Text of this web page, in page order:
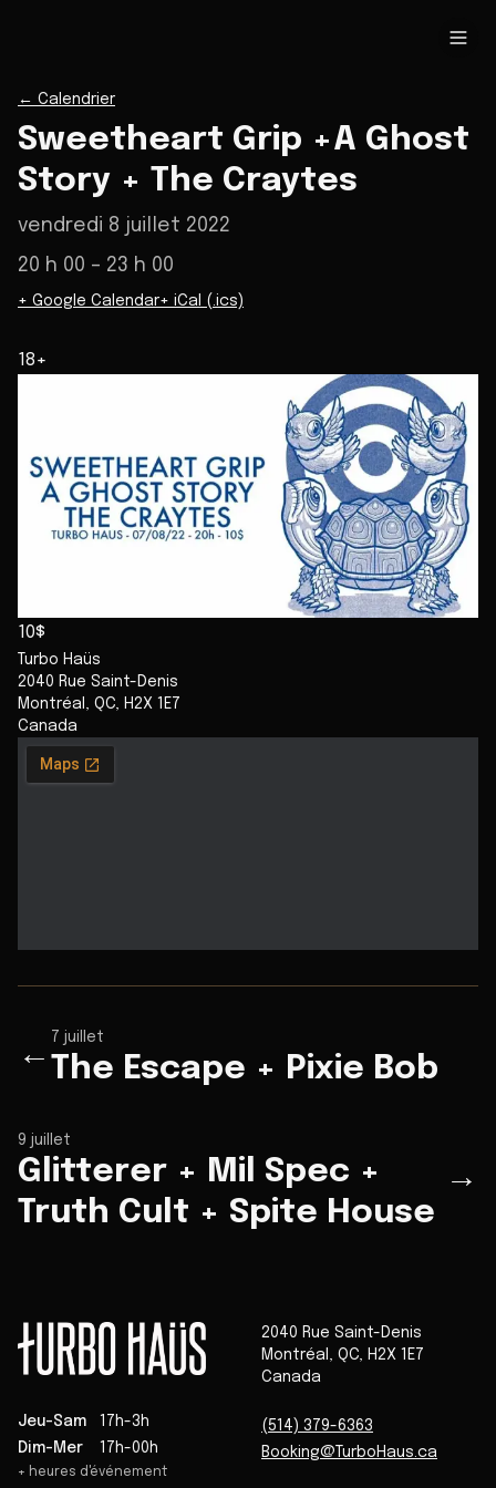
← Calendrier
Sweetheart Grip +A Ghost
Story + The Craytes
vendredi 8 juillet 2022
20 h 00 – 23 h 00
+ Google Calendar+ iCal (.ics)
18+
10$
Turbo Haüs
2040 Rue Saint-Denis
Montréal , QC, H2X 1E7
Canada
←
7 juillet
The Escape + Pixie Bob
9 juillet
Glitterer + Mil Spec +
Truth Cult + Spite House
→
Jeu-Sam
17h-3h
Dim-Mer
17h-00h
+ heures d'événement
2040 Rue Saint-Denis
Montréal , QC, H2X 1E7
Canada
(514) 379-6363
Booking@TurboHaus.ca